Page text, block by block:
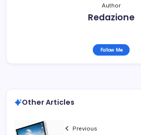
Author
Redazione
Follow Me
Other Articles
Previous